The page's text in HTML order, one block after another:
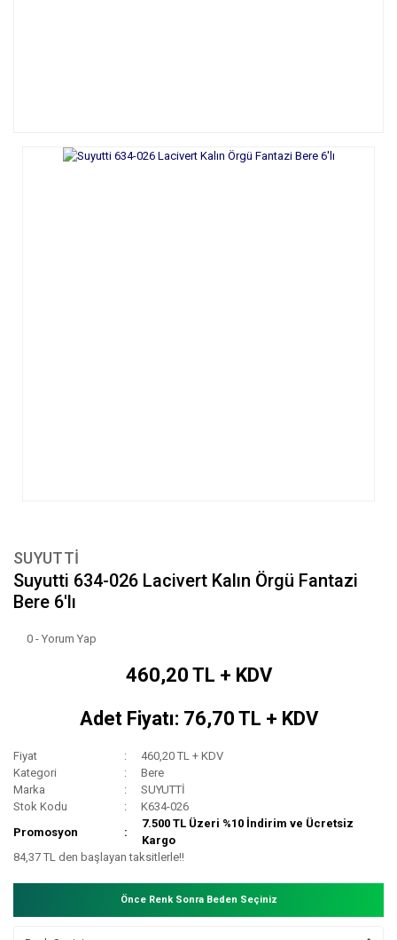
SUYUTTİ
Suyutti 634-026 Lacivert Kalın Örgü Fantazi
Bere 6'lı
0 - Yorum Yap
460,20 TL + KDV
Adet Fiyatı: 76,70 TL + KDV
Fiyat
460,20 TL + KDV
Kategori
Bere
Marka
SUYUTTİ
Stok Kodu
K634-026
Promosyon
7.500 TL Üzeri %10 İndirim ve Ücretsiz
Kargo
84,37 TL den başlayan taksitlerle!!
Önce Renk Sonra Beden Seçiniz